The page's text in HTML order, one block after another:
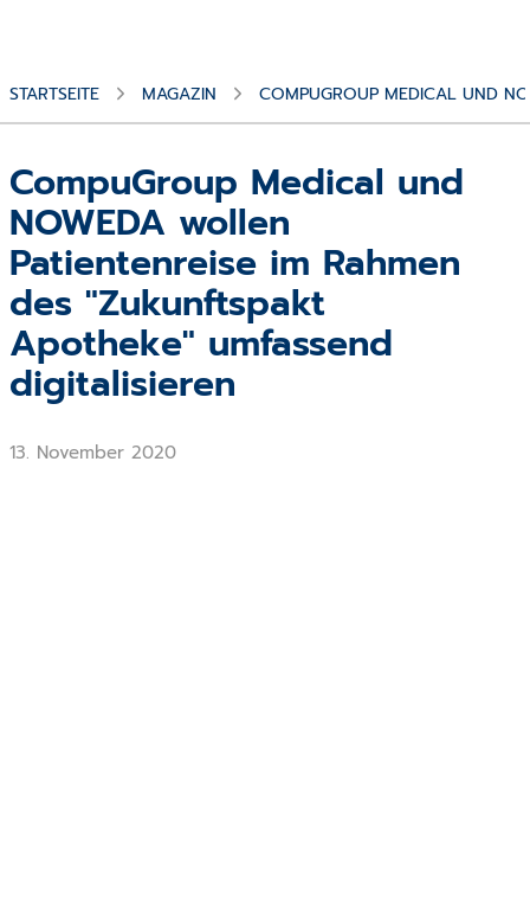
STARTSEITE MAGAZIN COMPUGROUP MEDICAL UND
CompuGroup Medical und
NOWEDA wollen
Patientenreise im Rahmen
des "Zukunftspakt
Apotheke" umfassend
digitalisieren
13. November 2020